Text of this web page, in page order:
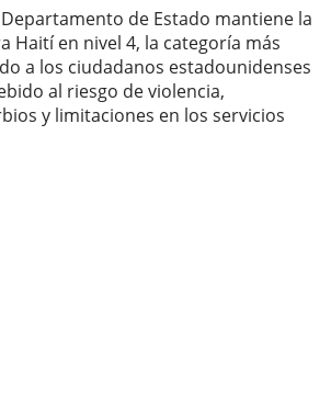
de Estado mantiene la
Haití en nivel 4, la categoría más
a los ciudadanos estadounidenses
al riesgo de violencia,
y limitaciones en los servicios